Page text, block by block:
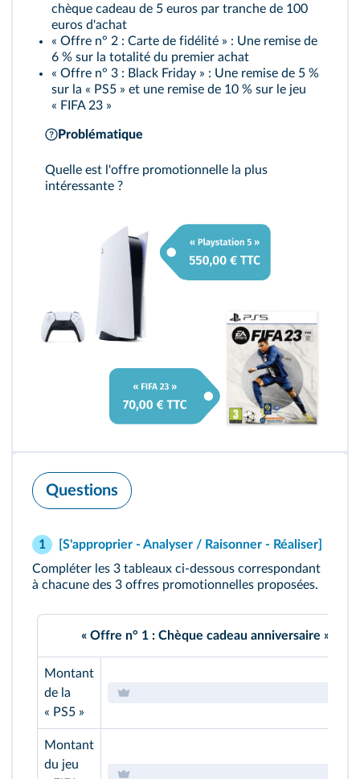
chèque cadeau de 5 euros par tranche de 100
euros d'achat
« Offre n° 2 : Carte de fidélité » : Une remise de
6 % sur la totalité du premier achat
« Offre n° 3 : Black Friday » : Une remise de 5 %
sur la « PS5 » et une remise de 10 % sur le jeu
« FIFA 23 »
Problématique
Quelle est l'offre promotionnelle la plus
intéressante ?
Questions
1
[S'approprier - Analyser / Raisonner - Réaliser]
Compléter les 3 tableaux ci-dessous correspondant
à chacune des 3 offres promotionnelles proposées.
« Offre n° 1 : Chèque cadeau anniversaire »
Montant
de la
« PS5 »
Montant
du jeu